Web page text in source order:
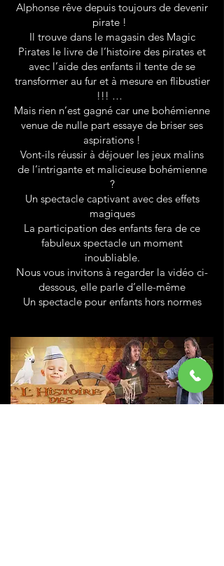
Alphonse rêve depuis toujours de devenir
pirate !
Il trouve dans le magasin des Magic
Pirates le livre de l’histoire des pirates et
avec l’aide des enfants il tente de se
transformer au fur et à mesure en flibustier
!!! …
Mais rien n’est gagné car une bohémienne
venue de nulle part essaye de briser ses
aspirations !
Vont-ils réussir à déjouer les jeux malins
de l’intrigante et malicieuse bohémienne
?
Un spectacle captivant avec des effets
magiques
La participation des enfants fera de ce
fabuleux spectacle un moment
inoubliable.
Nous vous invitons à regarder la vidéo ci-
dessous, elle parle d’elle-même
Un spectacle pour enfants hors normes